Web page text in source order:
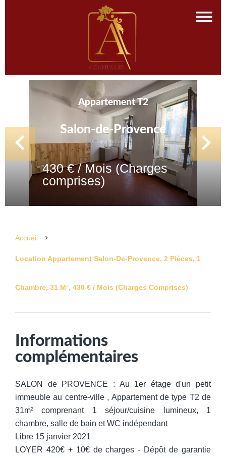
Appartement T2
Salon-de-Provence
430 € / Mois (Charges
comprises)
Accueil
Location Appartement Salon-De-Provence, 2 Pièces, 1
Chambre, 31 M², 430 € / Mois (Charges Comprises)
Informations
complémentaires
SALON de PROVENCE : Au 1er étage d'un petit
immeuble au centre-ville , Appartement de type T2 de
31m² comprenant 1 séjour/cuisine lumineux, 1
chambre, salle de bain et WC indépendant
Libre 15 janvier 2021
LOYER 420€ + 10€ de charges - Dépôt de garantie